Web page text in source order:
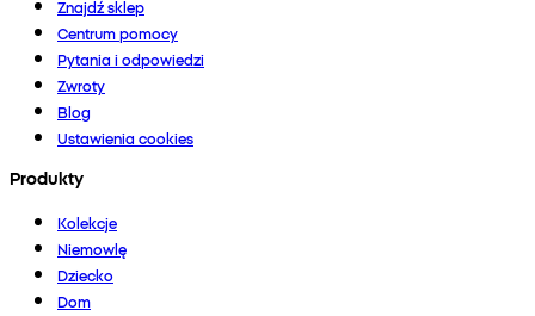
Znajdź sklep
Centrum pomocy
Pytania i odpowiedzi
Zwroty
Blog
Ustawienia cookies
Produkty
Kolekcje
Niemowlę
Dziecko
Dom